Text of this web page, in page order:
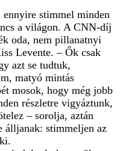
stimmel minden
a világon. A CNN-díj
oda, nem pillanatnyi
Levente. – Ők csak
azt se tudtuk,
matyó mintás
mosok, hogy még jobb
részletre vigyáztunk,
– sorolja, aztán
álljanak: stimmeljen az